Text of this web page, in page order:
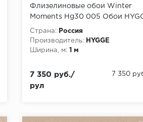
Флизелиновые обои Winter
Moments Hg30 005 Обои
Roll (Winter Moments) (1*6)
10,05x1,00 флизелин
Страна:
Россия
Производитель:
HYGGE
Ширина, м: 1 м
7 350 руб./
рул
7 350